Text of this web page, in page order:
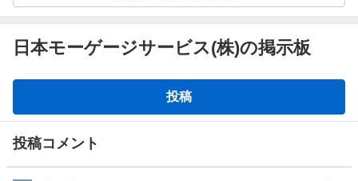
日本モーゲージサービス(株)の掲示板
板
投稿
投稿コメント